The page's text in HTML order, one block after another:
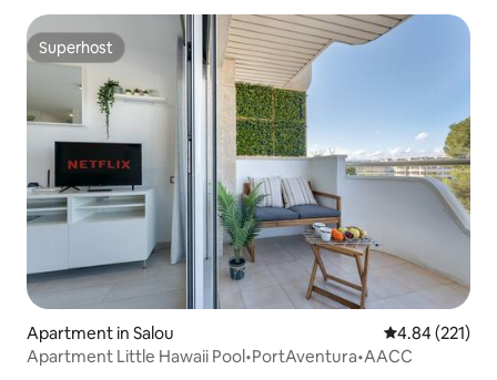
Superhost
Superhost
Apartment in Salou 4.84 out of 5
4.84 (221)
Apartment Little Hawaii Pool•PortAventura•AACC